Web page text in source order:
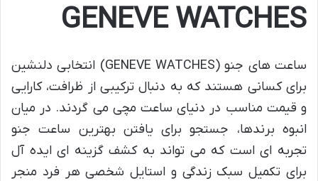
GENEVE WATCHES
ساعت های جنو (GENEVE WATCHES) انتخابی دلنشین
برای کسانی هستند که به دنبال ترکیبی از ظرافت، کارایی
و قیمت مناسب در دنیای ساعت مچی می گردند. در میان
انبوه برندها، جستجو برای یافتن بهترین ساعت جنو
تجربه ای است که می تواند به کشف گزینه ای ایده آل
برای تکمیل سبک زندگی و استایل شخصی هر فرد منجر